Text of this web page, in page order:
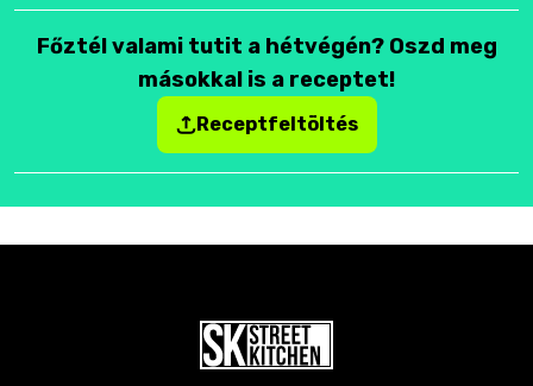
Főztél valami tutit a hétvégén? Oszd meg
másokkal is a receptet!
Receptfeltöltés